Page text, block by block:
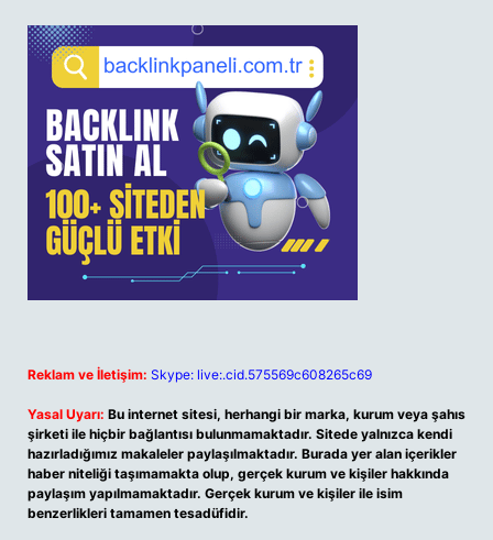
Reklam ve İletişim: Skype: live:.cid.575569c608265c69
Yasal Uyarı: Bu internet sitesi, herhangi bir marka, kurum veya şahıs
şirketi ile hiçbir bağlantısı bulunmamaktadır. Sitede yalnızca kendi
hazırladığımız makaleler paylaşılmaktadır. Burada yer alan içerikler
haber niteliği taşımamakta olup, gerçek kurum ve kişiler hakkında
paylaşım yapılmamaktadır. Gerçek kurum ve kişiler ile isim
benzerlikleri tamamen tesadüfidir.